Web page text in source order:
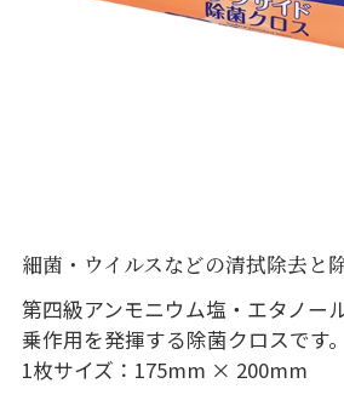
細菌・ウイルスなどの清拭除去と除
第四級アンモニウム塩・エタノー
乗作用を発揮する除菌クロスです。
1枚サイズ：175mm × 200mm